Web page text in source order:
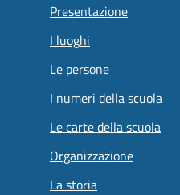
Presentazione
I luoghi
Le persone
I numeri della scuola
Le carte della scuola
Organizzazione
La storia